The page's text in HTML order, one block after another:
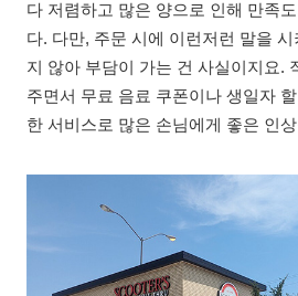
다 저렴하고 많은 양으로 인해 만족
다. 다만, 주문 시에 이런저런 말을 시
지 않아 부담이 가는 건 사실이지요.
주면서 무료 음료 쿠폰이나 생일자
한 서비스로 많은 손님에게 좋은 인